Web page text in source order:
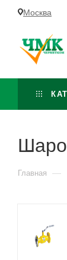
Москва
Главная —